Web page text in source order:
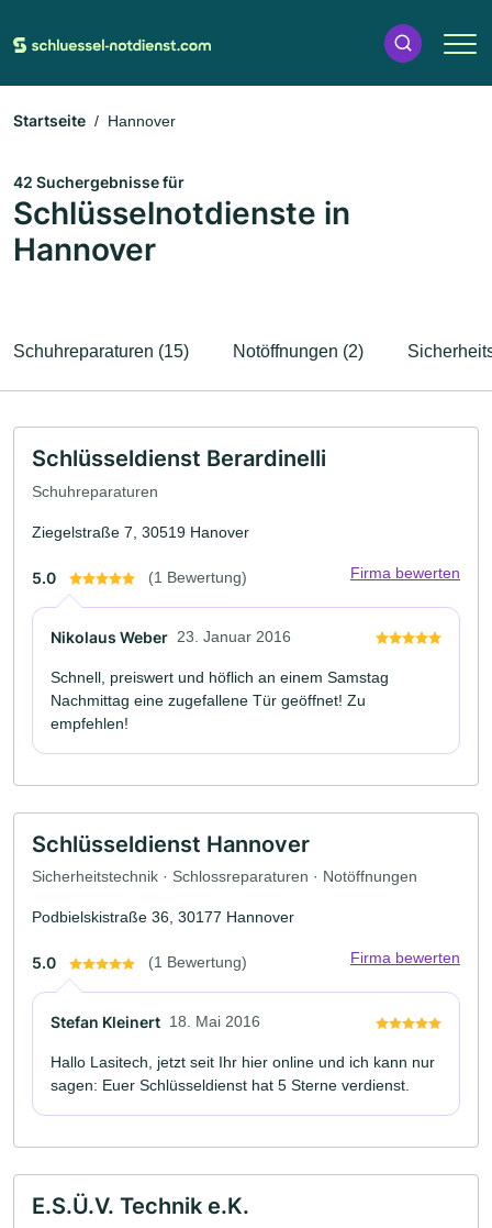
Startseite Hannover
42 Suchergebnisse für
Schlüsselnotdienste in
Hannover
Schuhreparaturen (15) Notöffnungen (2)
Schlüsseldienst Berardinelli
Schuhreparaturen
Ziegelstraße 7, 30519 Hanover
5.0 (1 Bewertung) Firma bewerten
Nikolaus Weber 23. Januar 2016
Schnell, preiswert und höflich an einem Samstag
Nachmittag eine zugefallene Tür geöffnet! Zu
empfehlen!
Schlüsseldienst Hannover
Sicherheitstechnik · Schlossreparaturen · Notöffnungen
Podbielskistraße 36, 30177 Hannover
5.0 (1 Bewertung) Firma bewerten
Stefan Kleinert 18. Mai 2016
Hallo Lasitech, jetzt seit Ihr hier online und ich kann nur
sagen: Euer Schlüsseldienst hat 5 Sterne verdienst.
E.S.Ü.V. Technik e.K.